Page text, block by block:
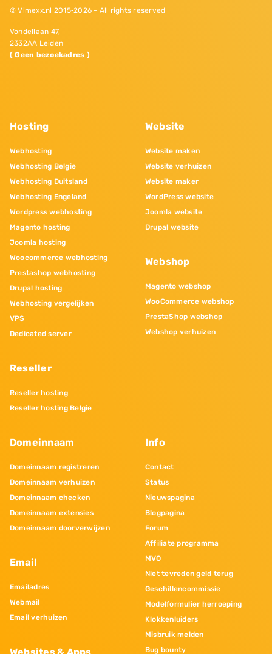
© Vimexx.nl 2015‐2026 - All rights reserved
Vondellaan 47,
2332AA Leiden
( Geen bezoekadres )
Hosting
Webhosting
Webhosting Belgie
Webhosting Duitsland
Webhosting Engeland
Wordpress webhosting
Magento hosting
Joomla hosting
Woocommerce webhosting
Prestashop webhosting
Drupal hosting
Webhosting vergelijken
VPS
Dedicated server
Reseller
Reseller hosting
Reseller hosting Belgie
Website
Website maken
Website verhuizen
Website maker
WordPress website
Joomla website
Drupal website
Webshop
Magento webshop
WooCommerce webshop
PrestaShop webshop
Webshop verhuizen
Domeinnaam
Domeinnaam registreren
Domeinnaam verhuizen
Domeinnaam checken
Domeinnaam extensies
Domeinnaam doorverwijzen
Email
Emailadres
Webmail
Email verhuizen
Info
Contact
Status
Nieuwspagina
Blogpagina
Forum
Affiliate programma
MVO
Niet tevreden geld terug
Geschillencommissie
Modelformulier herroeping
Klokkenluiders
Misbruik melden
Bug bounty